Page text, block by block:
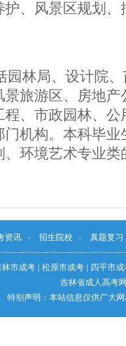
护、风景区规划
园林局、设计院
旅游区、房地
程、市政园林、
机构。本科毕
、环境艺术专业类
资讯 - 招生院校 - 真题复习
林市成考 松原市成考
四平市成
吉林省成人高考
特别声明：本站信息仅供广大